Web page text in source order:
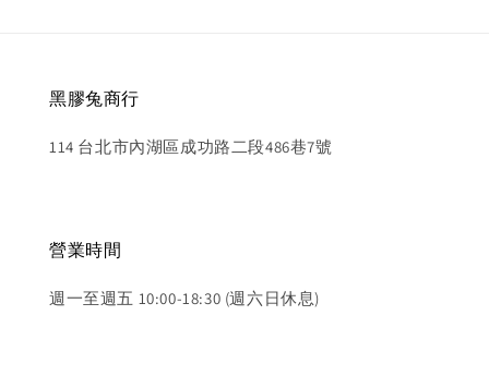
黑膠兔商行
114 台北市內湖區成功路二段486巷7號
營業時間
週一至週五 10:00-18:30 (週六日休息)